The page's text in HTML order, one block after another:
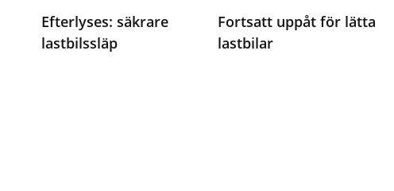
Efterlyses: säkrare
lastbilssläp
Fortsatt uppåt för lätta
lastbilar